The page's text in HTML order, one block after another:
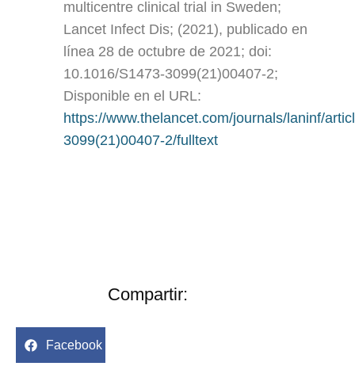
multicentre clinical trial in Sweden;
Lancet Infect Dis; (2021), publicado en
línea 28 de octubre de 2021; doi:
10.1016/S1473-3099(21)00407-2;
Disponible en el URL:
https://www.thelancet.com/journals/laninf/
3099(21)00407-2/fulltext
Compartir:
Facebook